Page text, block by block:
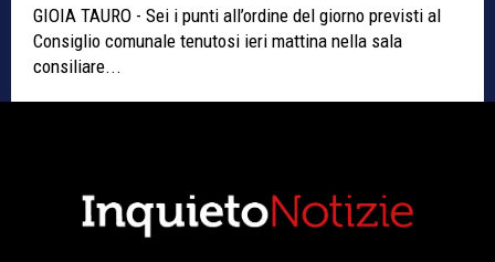
GIOIA TAURO - Sei i punti all’ordine del giorno previsti al
Consiglio comunale tenutosi ieri mattina nella sala
consiliare...